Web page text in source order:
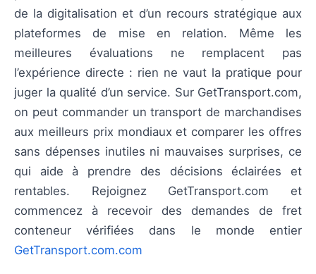
de la digitalisation et d’un recours stratégique aux
plateformes de mise en relation. Même les
meilleures évaluations ne remplacent pas
l’expérience directe : rien ne vaut la pratique pour
juger la qualité d’un service. Sur GetTransport.com,
on peut commander un transport de marchandises
aux meilleurs prix mondiaux et comparer les offres
sans dépenses inutiles ni mauvaises surprises, ce
qui aide à prendre des décisions éclairées et
rentables. Rejoignez GetTransport.com et
commencez à recevoir des demandes de fret
conteneur vérifiées dans le monde entier
GetTransport.com.com